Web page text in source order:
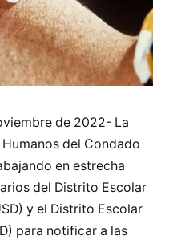
de 2022- La
del Condado
en estrecha
del Distrito Escolar
y el Distrito Escolar
para notificar a las